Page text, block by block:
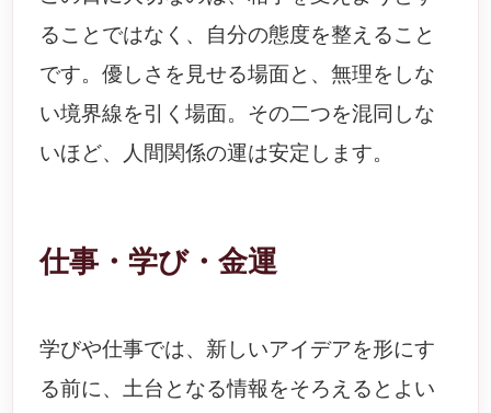
ることではなく、自分の態度を整えること
です。優しさを見せる場面と、無理をしな
い境界線を引く場面。その二つを混同しな
いほど、人間関係の運は安定します。
仕事・学び・金運
学びや仕事では、新しいアイデアを形にす
る前に、土台となる情報をそろえるとよい